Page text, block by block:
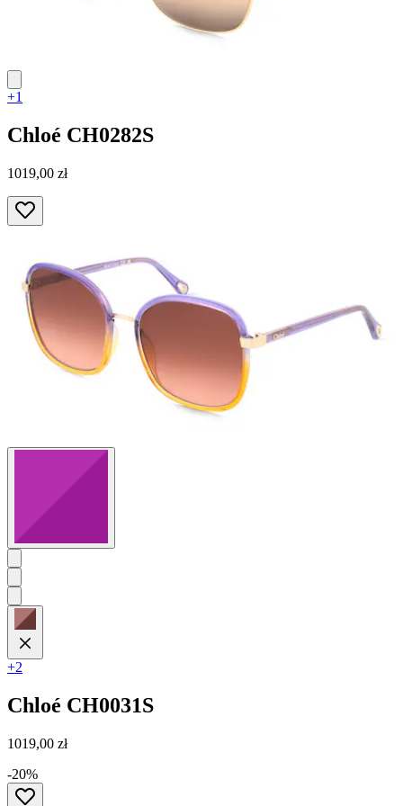
+1
Chloé CH0282S
1019,00 zł
+2
Chloé CH0031S
1019,00 zł
-20%